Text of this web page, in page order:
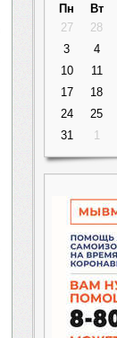
Пн
Вт
27
28
3
4
10
11
17
18
24
25
31
1